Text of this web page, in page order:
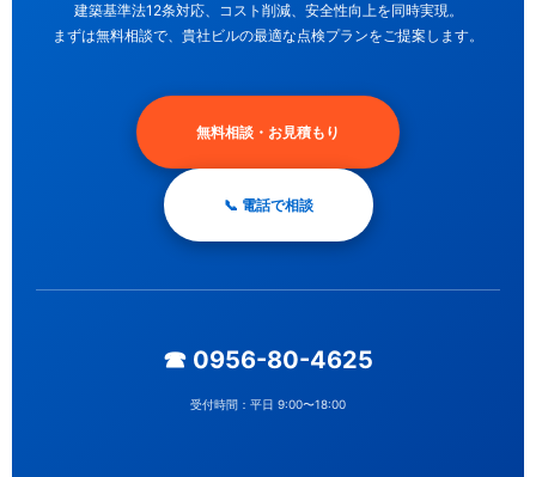
建築基準法12条対応、コスト削減、安全性向上を同時実現。
まずは無料相談で、貴社ビルの最適な点検プランをご提案します。
無料相談・お見積もり
📞 電話で相談
☎ 0956-80-4625
受付時間：平日 9:00〜18:00